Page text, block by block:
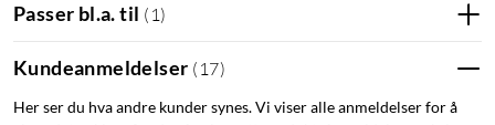
Passer bl.a. til ( 1)
Kundeanmeldelser ( 17)
Her ser du hva andre kunder synes. Vi viser alle anmeldelser for å